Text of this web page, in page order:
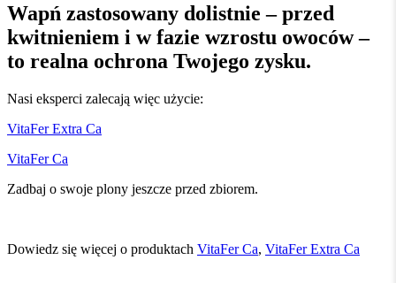
Wapń zastosowany dolistnie – przed
kwitnieniem i w fazie wzrostu owoców –
to realna ochrona Twojego zysku.
Nasi eksperci zalecają więc użycie:
VitaFer Extra Ca
VitaFer Ca
Zadbaj o swoje plony jeszcze przed zbiorem.
Dowiedz się więcej o produktach VitaFer Ca, VitaFer Extra Ca